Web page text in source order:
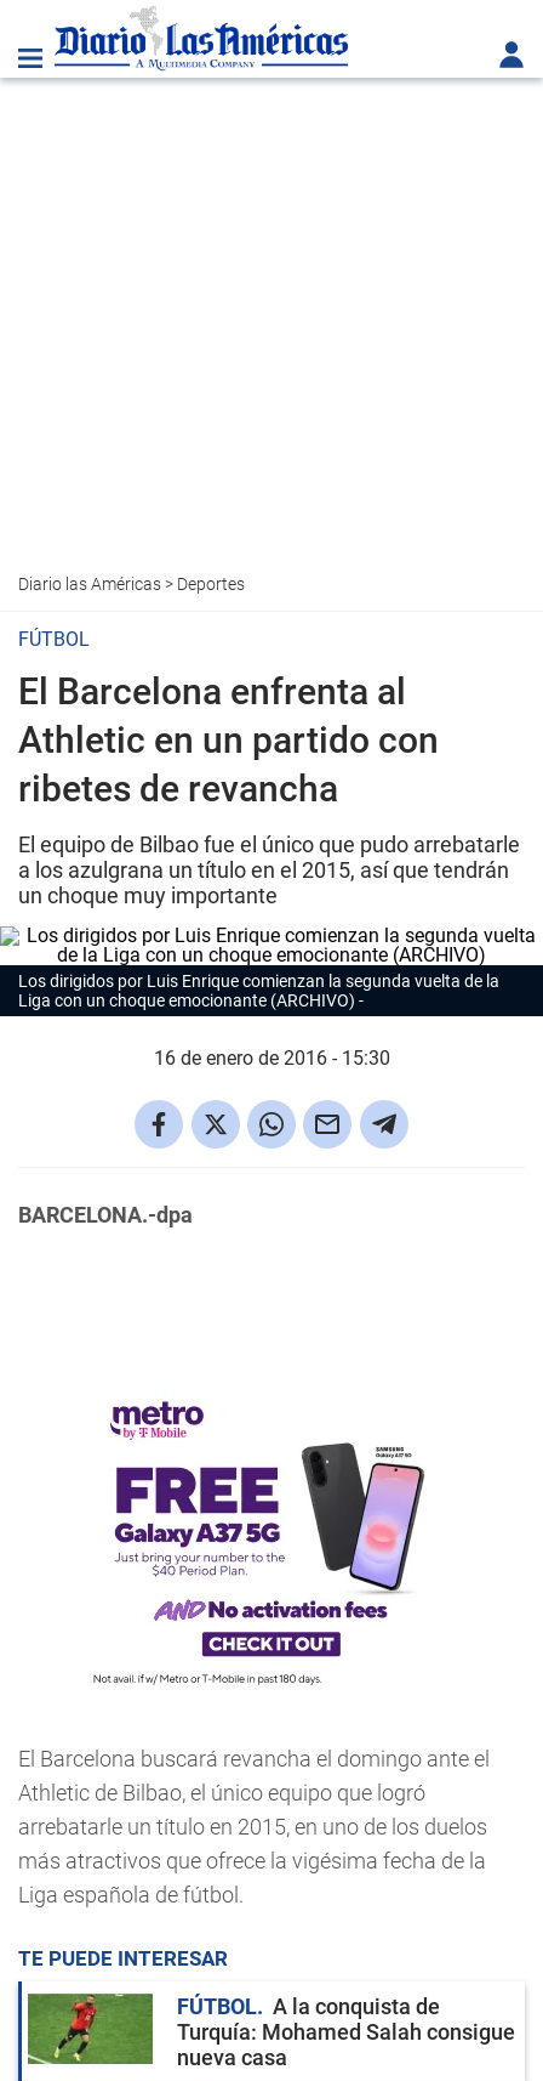
Diario las Américas> Deportes
FÚTBOL
El Barcelona enfrenta al
Athletic en un partido con
ribetes de revancha
El equipo de Bilbao fue el único que pudo arrebatarle
a los azulgrana un título en el 2015, así que tendrán
un choque muy importante
Los dirigidos por Luis Enrique comienzan la segunda vuelta de la
Liga con un choque emocionante (ARCHIVO)
16 de enero de 2016 - 15:30
BARCELONA.-dpa
El Barcelona buscará revancha el domingo ante el
Athletic de Bilbao, el único equipo que logró
arrebatarle un título en 2015, en uno de los duelos
más atractivos que ofrece la vigésima fecha de la
Liga española de fútbol.
TE PUEDE INTERESAR
FÚTBOL
A la conquista de
Turquía: Mohamed Salah consigue
nueva casa